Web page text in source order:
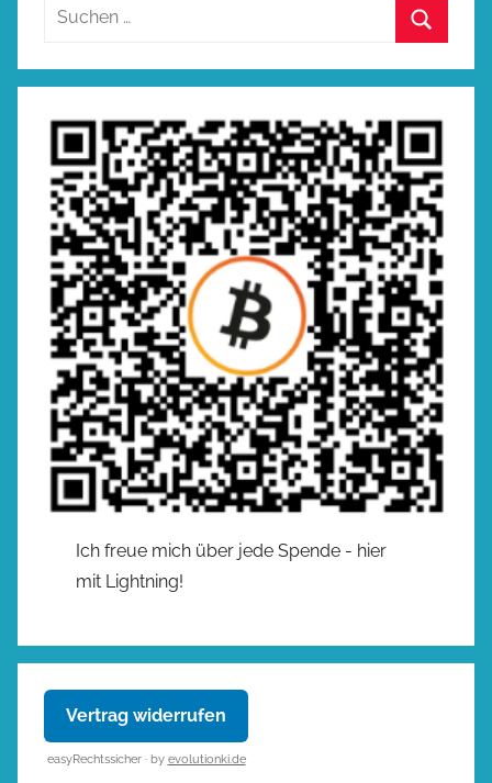
Suchen
Ich freue mich über jede Spende - hier
mit Lightning!
Vertrag widerrufen
easyRechtssicher · by evolutionki.de